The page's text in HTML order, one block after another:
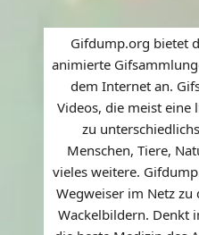
Gifdump.org bietet
animierte
dem Internet an.
Videos, die meist eine
zu
Menschen, Tiere,
vieles weitere.
Wegweiser im Netz
Wackelbildern. Denkt